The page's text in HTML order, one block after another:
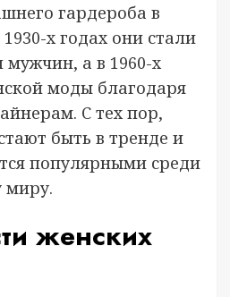
гардероба в
х годах они стали
а в 1960-х
моды благодаря
С тех пор,
быть в тренде и
популярными среди
миру.
женских